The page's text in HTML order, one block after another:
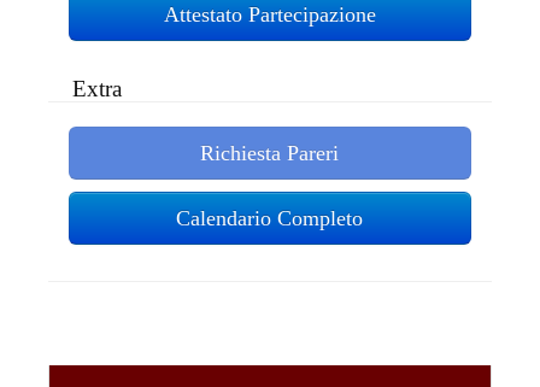
Attestato Partecipazione
Extra
Richiesta Pareri
Calendario Completo